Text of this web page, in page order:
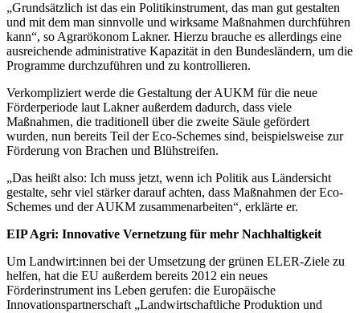
„Grundsätzlich ist das ein Politikinstrument, das man gut gestalten
und mit dem man sinnvolle und wirksame Maßnahmen durchführen
kann“, so Agrarökonom Lakner. Hierzu brauche es allerdings eine
ausreichende administrative Kapazität in den Bundesländern, um die
Programme durchzuführen und zu kontrollieren.
Verkompliziert werde die Gestaltung der AUKM für die neue
Förderperiode laut Lakner außerdem dadurch, dass viele
Maßnahmen, die traditionell über die zweite Säule gefördert
wurden, nun bereits Teil der Eco-Schemes sind, beispielsweise zur
Förderung von Brachen und Blühstreifen.
„Das heißt also: Ich muss jetzt, wenn ich Politik aus Ländersicht
gestalte, sehr viel stärker darauf achten, dass Maßnahmen der Eco-
Schemes und der AUKM zusammenarbeiten“, erklärte er.
EIP Agri: Innovative Vernetzung für mehr Nachhaltigkeit
Um Landwirt:innen bei der Umsetzung der grünen ELER-Ziele zu
helfen, hat die EU außerdem bereits 2012 ein neues
Förderinstrument ins Leben gerufen: die Europäische
Innovationspartnerschaft „Landwirtschaftliche Produktion und